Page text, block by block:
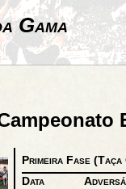
Gama
Primeira Fase (Taça
Data